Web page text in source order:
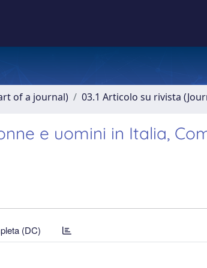
of a journal) 03.1 Articolo su rivista
e uomini in Italia,
(DC)